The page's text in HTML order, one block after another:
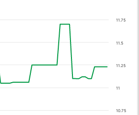
10.75
11
11.25
11.5
11.75